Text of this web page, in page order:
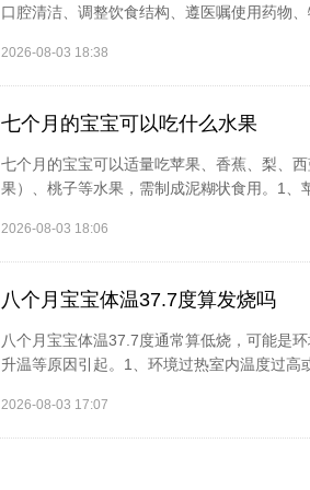
口腔清洁、调整饮食结构、遵医嘱使用药物
2026-08-03 18:38
七个月的宝宝可以吃什么水果
七个月的宝宝可以适量吃苹果、香蕉、梨、
果）、桃子等水果，需制成泥糊状食用。1、
2026-08-03 18:06
八个月宝宝体温37.7度算发烧吗
八个月宝宝体温37.7度通常算低烧，可能是
升温等原因引起。1、环境过热室内温度过高
2026-08-03 17:07